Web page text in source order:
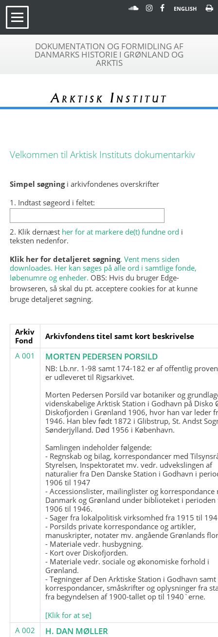
ENGLISH
DOKUMENTATION OG FORMIDLING AF
DANMARKS HISTORIE I GRØNLAND OG
ARKTIS
Arktisk Institut
Velkommen til Arktisk Instituts dokumentarkiv
Simpel søgningi arkivfondenes overskrifter
1. Indtast søgeord i feltet:
2. Klik dernæst her for at markere de(t) fundne ord i
teksten nedenfor.
Klik her for detaljeret søgning. Vent mens siden
downloades. Her kan søges på alle ord i samtlige fonde,
løbenumre og enheder. OBS: Hvis du bruger Edge-
browseren, så skal du pt. acceptere cookies for at kunne
bruge detaljeret søgning.
Arkiv
Fond
Arkivfondens titel samt kort beskrivelse
A 001
MORTEN PEDERSEN PORSILD
NB: Lb.nr. 1-98 samt 174-182 er af offentlig
er udleveret til Rigsarkivet.
Morten Pedersen Porsild var botaniker og
videnskabelige Arktisk Station i Godhavn på Disko
Diskofjorden i Grønland 1906, hvor han var leder
1946. Han blev født 1872 i Glibstrup, St. Andst
Sønderjylland. Død 1956 i København.
Samlingen indeholder følgende:
- Regnskab og bilag, korrespondancer med
Styrelsen, Inspektoratet mv. vedr. udvekslingen af
naturalier fra Den Danske Station i Godhavn i
1906 til 1947
- Accessionslister, mailinglister og korrespondance
Danmark og Grønland under biblioteket i perioden
1906 til 1946.
- Sager fra lokalpolitisk virksomhed fra 1915 til
- Porsilds private korrespondance og artikler,
manuskripter, notater mv. angående Grønlands
- Materiale vedr. husbygning.
- Kort over Diskofjorden.
- Materiale vedr. sociale og økonomiske forhold i
Grønland.
- Tegninger af Den Arktiske Station i Godhavn
korrespondancer, småskrifter og oplysninger fra
fra begyndelsen af 1900-tallet op til 1940`erne.
[Klik for at se]
A 002
H. DAN MØLLER